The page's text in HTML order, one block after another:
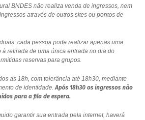
BNDES não realiza venda de ingressos, nem
através de outros sites ou pontos de
cada pessoa pode realizar apenas uma
retirada de uma única entrada no dia do
reservas para grupos.
às 18h, com tolerância até 18h30, mediante
de identidade.Após 18h30 os ingressos não
para a fila de espera.
garantir sua entrada pela internet, haverá